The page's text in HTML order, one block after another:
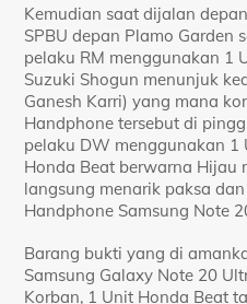
Kemudian saat dijalan
SPBU depan Plamo Garden
pelaku RM menggunakan 1
Suzuki Shogun menunjuk
Ganesh Karri) yang mana
Handphone tersebut di
pelaku DW menggunakan 1
Honda Beat berwarna Hijau
langsung menarik paksa
Handphone Samsung Note
Barang bukti yang di
Samsung Galaxy Note 20
Korban, 1 Unit Honda Beat